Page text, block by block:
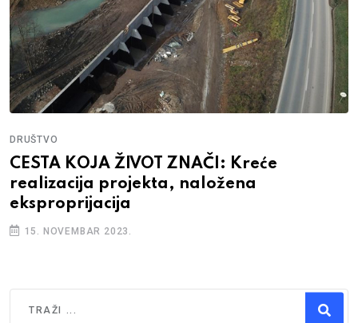
DRUŠTVO
CESTA KOJA ŽIVOT ZNAČI: Kreće
realizacija projekta, naložena
eksproprijacija
15. NOVEMBAR 2023.